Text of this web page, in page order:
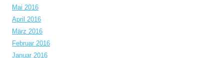
Mai 2016
April 2016
März 2016
Februar 2016
Januar 2016